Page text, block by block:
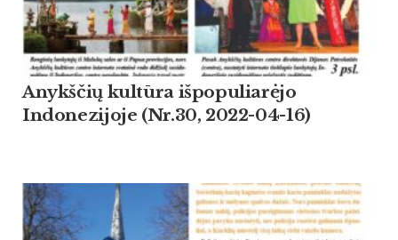
Anykščių kultūra išpopuliarėjo
Indonezijoje (Nr.30, 2022-04-16)